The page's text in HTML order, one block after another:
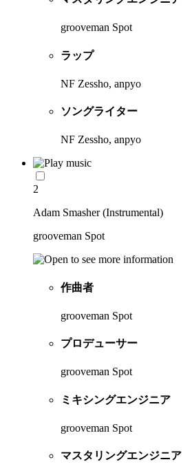
grooveman Spot
ラップ
NF Zessho, anpyo
ソングライター
NF Zessho, anpyo
2
Adam Smasher (Instrumental)
grooveman Spot
作曲者
grooveman Spot
プロデューサー
grooveman Spot
ミキシングエンジニア
grooveman Spot
マスタリングエンジニア